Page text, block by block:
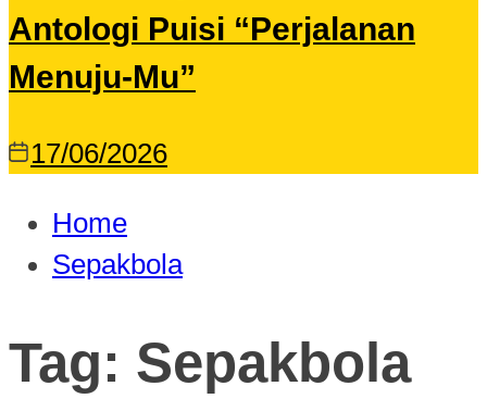
Antologi Puisi “Perjalanan
Menuju-Mu”
17/06/2026
Home
Sepakbola
Tag: Sepakbola